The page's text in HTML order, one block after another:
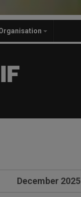
December 2025